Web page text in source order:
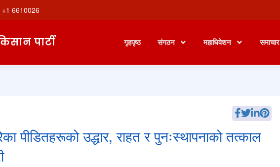
+1 6610026
पार्टी गृहपृष्ठ संगठन महाधिवेशन समाचार
पीडितहरूको उद्धार, राहत र पुनःस्थापनाको तत्काल